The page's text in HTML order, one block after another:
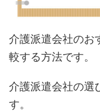
介護派遣会社のお
較する方法です。
介護派遣会社の選
す。